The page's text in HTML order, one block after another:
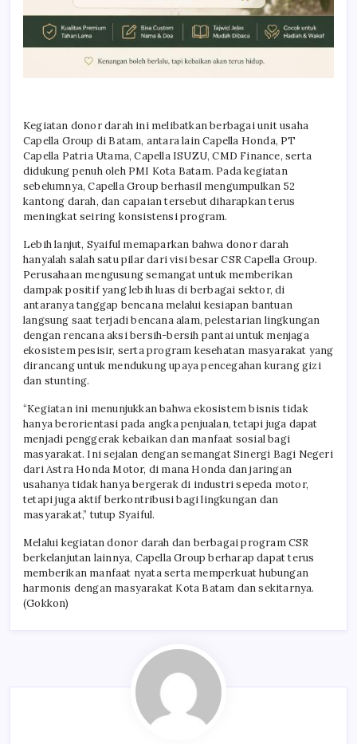
Kegiatan donor darah ini melibatkan berbagai unit usaha
Capella Group di Batam, antara lain Capella Honda, PT
Capella Patria Utama, Capella ISUZU, CMD Finance, serta
didukung penuh oleh PMI Kota Batam. Pada kegiatan
sebelumnya, Capella Group berhasil mengumpulkan 52
kantong darah, dan capaian tersebut diharapkan terus
meningkat seiring konsistensi program.
Lebih lanjut, Syaiful memaparkan bahwa donor darah
hanyalah salah satu pilar dari visi besar CSR Capella Group.
Perusahaan mengusung semangat untuk memberikan
dampak positif yang lebih luas di berbagai sektor, di
antaranya tanggap bencana melalui kesiapan bantuan
langsung saat terjadi bencana alam, pelestarian lingkungan
dengan rencana aksi bersih-bersih pantai untuk menjaga
ekosistem pesisir, serta program kesehatan masyarakat yang
dirancang untuk mendukung upaya pencegahan kurang gizi
dan stunting.
“Kegiatan ini menunjukkan bahwa ekosistem bisnis tidak
hanya berorientasi pada angka penjualan, tetapi juga dapat
menjadi penggerak kebaikan dan manfaat sosial bagi
masyarakat. Ini sejalan dengan semangat Sinergi Bagi Negeri
dari Astra Honda Motor, di mana Honda dan jaringan
usahanya tidak hanya bergerak di industri sepeda motor,
tetapi juga aktif berkontribusi bagi lingkungan dan
masyarakat,” tutup Syaiful.
Melalui kegiatan donor darah dan berbagai program CSR
berkelanjutan lainnya, Capella Group berharap dapat terus
memberikan manfaat nyata serta memperkuat hubungan
harmonis dengan masyarakat Kota Batam dan sekitarnya.
(Gokkon)